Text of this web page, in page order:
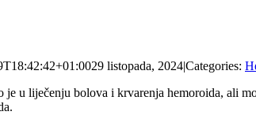
29 listopada, 2024|Categories:
je u liječenju bolova i krvarenja hemoroida, ali